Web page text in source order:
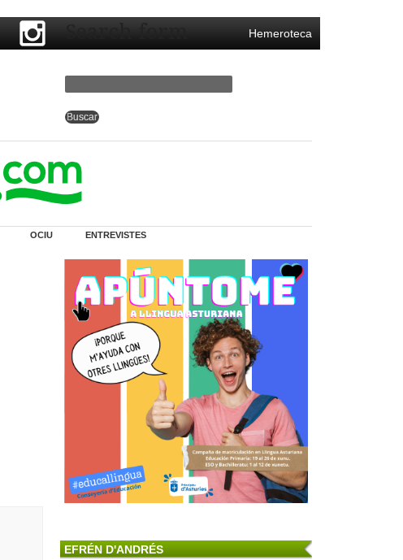
Hemeroteca
Search form
OCIU ENTREVISTES
EFRÉN D'ANDRÉS